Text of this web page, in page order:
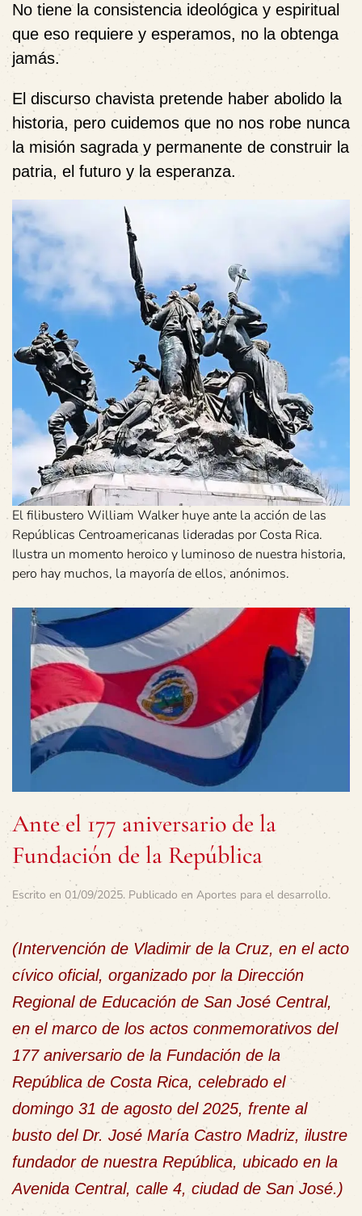
No tiene la consistencia ideológica y espiritual
que eso requiere y esperamos, no la obtenga
jamás.
El discurso chavista pretende haber abolido la
historia, pero cuidemos que no nos robe nunca
la misión sagrada y permanente de construir la
patria, el futuro y la esperanza.
El filibustero William Walker huye ante la acción de las
Repúblicas Centroamericanas lideradas por Costa Rica.
Ilustra un momento heroico y luminoso de nuestra historia,
pero hay muchos, la mayoría de ellos, anónimos.
Ante el 177 aniversario de la
Fundación de la República
Escrito en 01/09/2025. Publicado en Aportes para el desarrollo.
(Intervención de Vladimir de la Cruz, en el acto
cívico oficial, organizado por la Dirección
Regional de Educación de San José Central,
en el marco de los actos conmemorativos del
177 aniversario de la Fundación de la
República de Costa Rica, celebrado el
domingo 31 de agosto del 2025, frente al
busto del Dr. José María Castro Madriz, ilustre
fundador de nuestra República, ubicado en la
Avenida Central, calle 4, ciudad de San José.)